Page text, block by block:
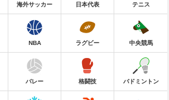
海外サッカー 日本代表 テニス
NBA ラグビー 中央競馬
バレー 格闘技 バドミントン